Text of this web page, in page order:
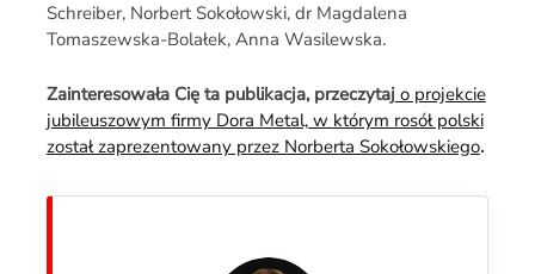
Schreiber, Norbert Sokołowski, dr Magdalena
Tomaszewska-Bolałek, Anna Wasilewska.
Zainteresowała Cię ta publikacja, przeczytajo projekcie
jubileuszowym firmy Dora Metal, w którym rosół polski
został zaprezentowany przez Norberta Sokołowskiego.